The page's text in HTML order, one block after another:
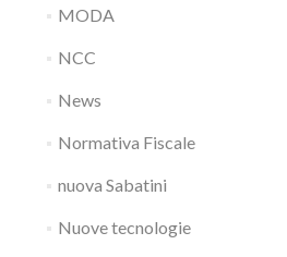
MODA
NCC
News
Normativa Fiscale
nuova Sabatini
Nuove tecnologie